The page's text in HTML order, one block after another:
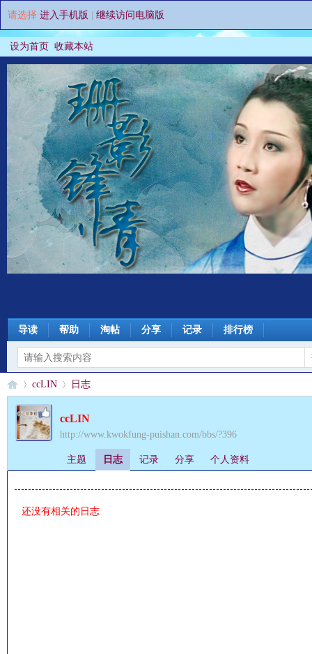
请选择 进入手机版 继续访问电脑版
设为首页 收藏本站
导读 帮助 淘帖 分享 记录 排行榜
›
ccLIN 日志
ccLIN
http://www.kwokfung-puishan.com/bbs/?396
主题 日志 记录 分享 个人资料
还没有相关的日志